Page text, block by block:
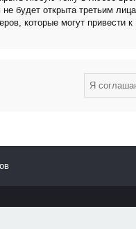
будет открыта третьим
которые могут привести